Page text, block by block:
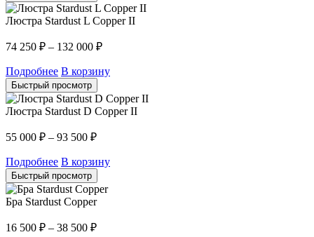
Люстра Stardust L Copper II
74 250 ₽ – 132 000 ₽
Подробнее В корзину
Быстрый просмотр
Люстра Stardust D Copper II
55 000 ₽ – 93 500 ₽
Подробнее В корзину
Быстрый просмотр
Бра Stardust Copper
16 500 ₽ – 38 500 ₽